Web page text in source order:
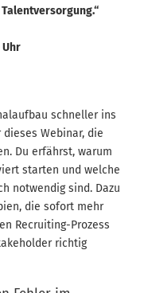
Uhr
schneller ins
Webinar, die
Du erfährst, warum
starten und welche
notwendig sind. Dazu
die sofort mehr
Recruiting-Prozess
richtig